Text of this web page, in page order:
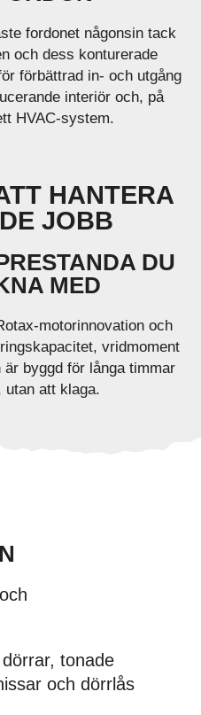
fordonet någonsin tack
och dess konturerade
förbättrad in- och utgång
interiör och, på
HVAC-system.
HANTERA
JOBB
DU
MED
motorinnovation och
vridmoment
byggd för långa timmar
utan att klaga.
tonade
och dörrlås